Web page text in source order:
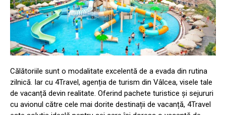
Călătoriile sunt o modalitate excelentă de a evada din rutina
zilnică. Iar cu 4Travel, agenția de turism din Vâlcea, visele tale
de vacanță devin realitate. Oferind pachete turistice și sejururi
cu avionul către cele mai dorite destinații de vacanță, 4Travel